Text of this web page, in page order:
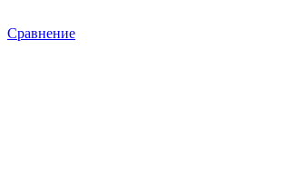
Сравнение